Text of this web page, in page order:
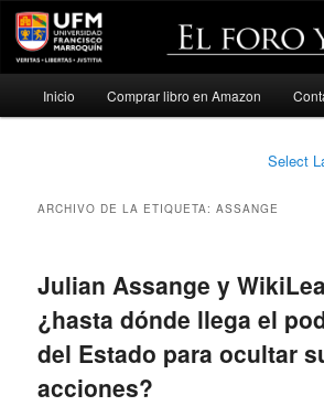
Ir
Ir
Inicio Comprar libro en Amazon
Select
ARCHIVO DE LA ETIQUETA:ASSANGE
Julian Assange y
¿hasta dónde llega el
del Estado para ocultar
acciones?